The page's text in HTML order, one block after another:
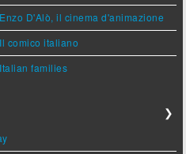
D'Alò, il cinema d'animazione
comico italiano
families
❯